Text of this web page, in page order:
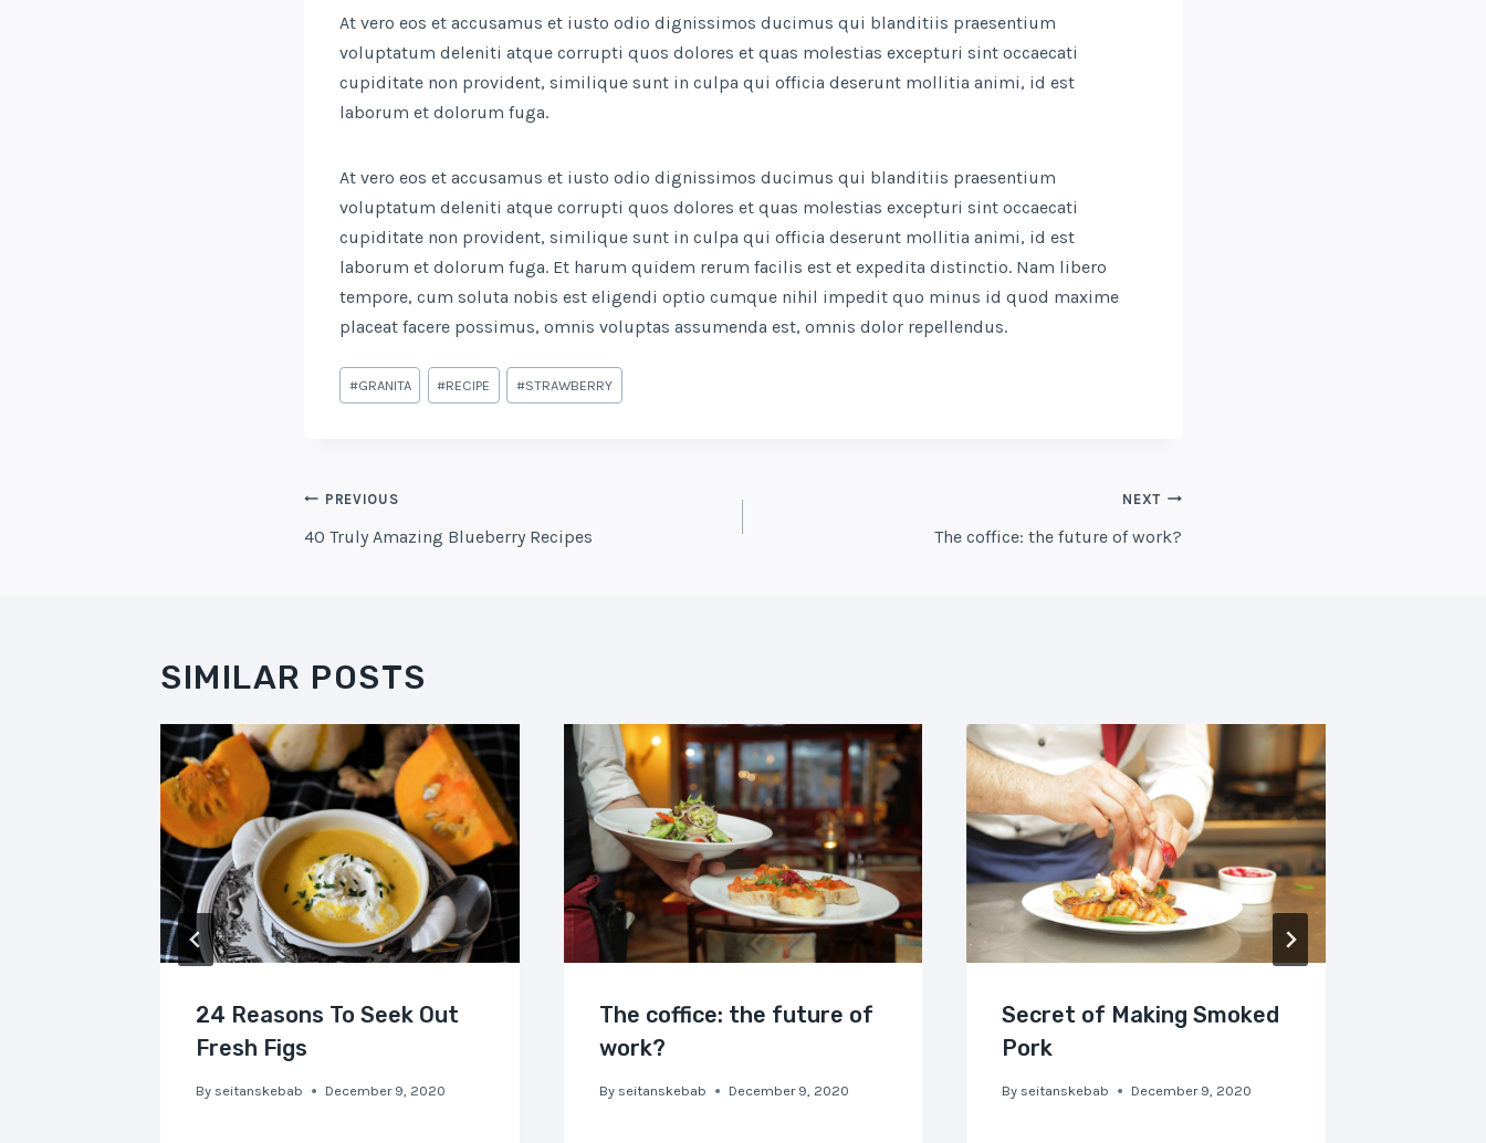
At vero eos et accusamus et iusto odio dignissimos ducimus qui blanditiis praesentium
voluptatum deleniti atque corrupti quos dolores et quas molestias excepturi sint occaecati
cupiditate non provident, similique sunt in culpa qui officia deserunt mollitia animi, id est
laborum et dolorum fuga.
At vero eos et accusamus et iusto odio dignissimos ducimus qui blanditiis praesentium
voluptatum deleniti atque corrupti quos dolores et quas molestias excepturi sint occaecati
cupiditate non provident, similique sunt in culpa qui officia deserunt mollitia animi, id est
laborum et dolorum fuga. Et harum quidem rerum facilis est et expedita distinctio. Nam libero
tempore, cum soluta nobis est eligendi optio cumque nihil impedit quo minus id quod maxime
placeat facere possimus, omnis voluptas assumenda est, omnis dolor repellendus.
Post
Tags:
#GRANITA #RECIPE #STRAWBERRY
POST
NAVIGATION
PREVIOUS
40 Truly Amazing Blueberry Recipes
NEXT
The coffice: the future of work?
SIMILAR POSTS
24 Reasons To Seek Out
Fresh Figs
By seitanskebab December 9, 2020
The coffice: the future of
work?
By seitanskebab December 9, 2020
Secret of Making Smoked
Pork
By seitanskebab December 9, 2020